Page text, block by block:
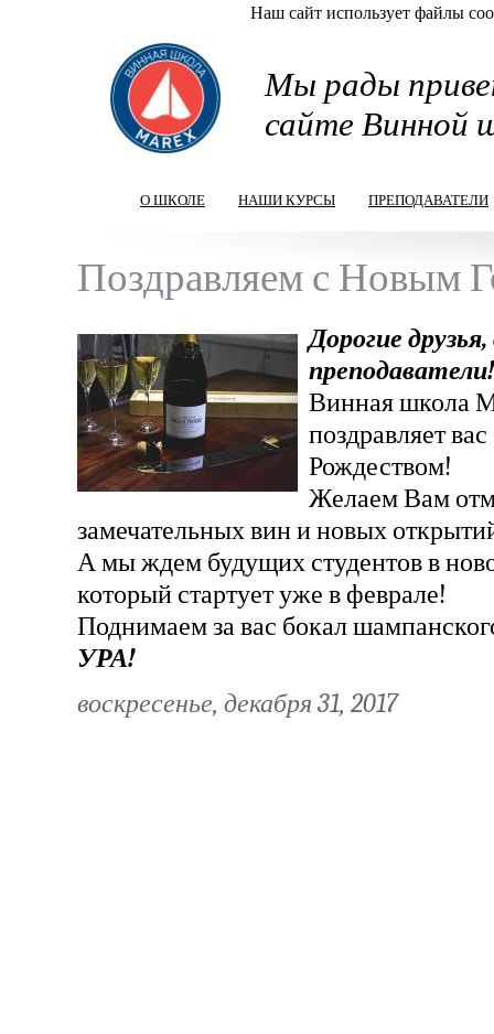
Наш сайт использует файлы
Мы рады
сайте Винной
О ШКОЛЕ НАШИ КУРСЫ ПРЕПОДАВАТЕЛИ
Поздравляем с Новым
Дорогие
преподаватели!
Винная школа
поздравляет
Рождеством!
Желаем Вам
замечательных вин и новых
А мы ждем будущих студентов в
который стартует уже в феврале!
Поднимаем за вас бокал
УРА!
воскресенье, декабря 31, 2017